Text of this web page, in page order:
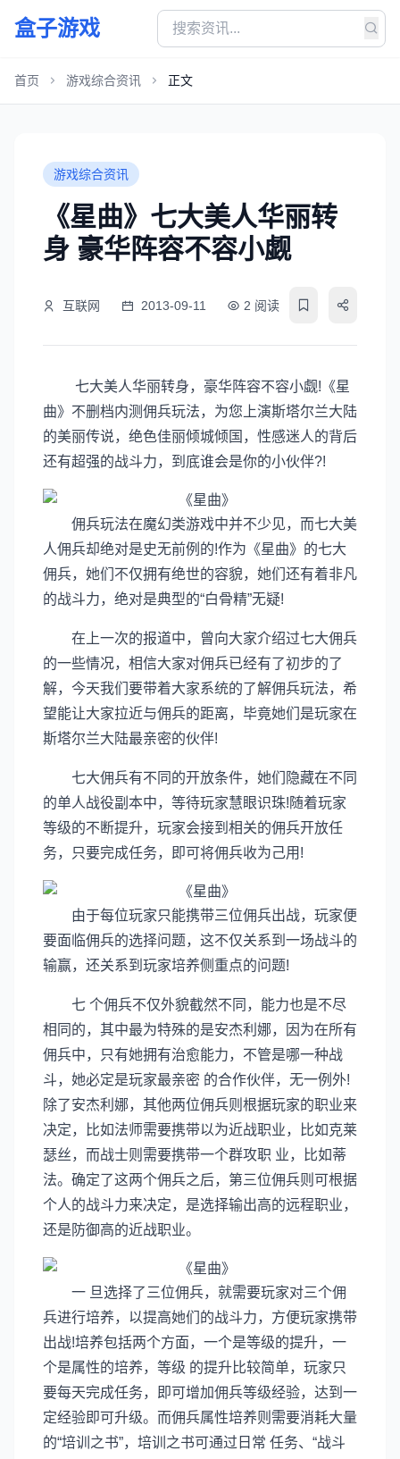
盒子游戏
首页 游戏综合资讯 正文
游戏综合资讯
《星曲》七大美人华丽转
身 豪华阵容不容小觑
互联网 2013-09-11 2 阅读
七大美人华丽转身，豪华阵容不容小觑!《星
曲》不删档内测佣兵玩法，为您上演斯塔尔兰大陆
的美丽传说，绝色佳丽倾城倾国，性感迷人的背后
还有超强的战斗力，到底谁会是你的小伙伴?!
佣兵玩法在魔幻类游戏中并不少见，而七大美
人佣兵却绝对是史无前例的!作为《星曲》的七大
佣兵，她们不仅拥有绝世的容貌，她们还有着非凡
的战斗力，绝对是典型的“白骨精”无疑!
在上一次的报道中，曾向大家介绍过七大佣兵
的一些情况，相信大家对佣兵已经有了初步的了
解，今天我们要带着大家系统的了解佣兵玩法，希
望能让大家拉近与佣兵的距离，毕竟她们是玩家在
斯塔尔兰大陆最亲密的伙伴!
七大佣兵有不同的开放条件，她们隐藏在不同
的单人战役副本中，等待玩家慧眼识珠!随着玩家
等级的不断提升，玩家会接到相关的佣兵开放任
务，只要完成任务，即可将佣兵收为己用!
由于每位玩家只能携带三位佣兵出战，玩家便
要面临佣兵的选择问题，这不仅关系到一场战斗的
输赢，还关系到玩家培养侧重点的问题!
七 个佣兵不仅外貌截然不同，能力也是不尽
相同的，其中最为特殊的是安杰利娜，因为在所有
佣兵中，只有她拥有治愈能力，不管是哪一种战
斗，她必定是玩家最亲密 的合作伙伴，无一例外!
除了安杰利娜，其他两位佣兵则根据玩家的职业来
决定，比如法师需要携带以为近战职业，比如克莱
瑟丝，而战士则需要携带一个群攻职 业，比如蒂
法。确定了这两个佣兵之后，第三位佣兵则可根据
个人的战斗力来决定，是选择输出高的远程职业，
还是防御高的近战职业。
一 旦选择了三位佣兵，就需要玩家对三个佣
兵进行培养，以提高她们的战斗力，方便玩家携带
出战!培养包括两个方面，一个是等级的提升，一
个是属性的培养，等级 的提升比较简单，玩家只
要每天完成任务，即可增加佣兵等级经验，达到一
定经验即可升级。而佣兵属性培养则需要消耗大量
的“培训之书”，培训之书可通过日常 任务、“战斗